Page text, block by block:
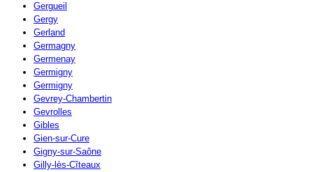
Gergueil
Gergy
Gerland
Germagny
Germenay
Germigny
Germigny
Gevrey-Chambertin
Gevrolles
Gibles
Gien-sur-Cure
Gigny-sur-Saône
Gilly-lès-Cîteaux